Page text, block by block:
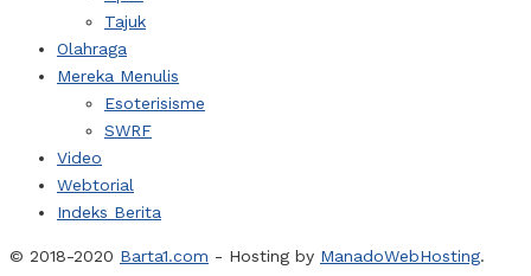
Tajuk
Olahraga
Mereka Menulis
Esoterisisme
SWRF
Video
Webtorial
Indeks Berita
© 2018-2020 Barta1.com - Hosting by ManadoWebHosting.